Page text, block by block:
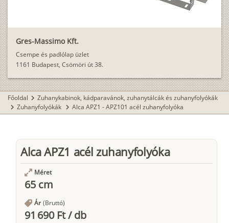
Gres-Massimo Kft.
Csempe és padlólap üzlet
1161 Budapest, Csömöri út 38.
Főoldal chevron_right Zuhanykabinok, kádparavánok, zuhanytálcák és zuhanyfolyókák
chevron_right Zuhanyfolyókák chevron_right Alca APZ1 - APZ101 acél zuhanyfolyóka
Alca APZ1 acél zuhanyfolyóka
Méret
65 cm
Ár (Bruttó)
91 690 Ft/db